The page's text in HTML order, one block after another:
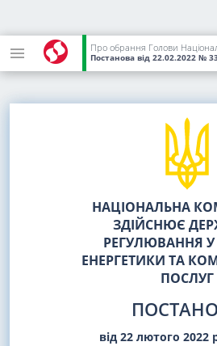
Постанова від 22.02.2022 №
НАЦІОНАЛЬНА
ЗДІЙСНЮЄ
РЕГУЛЮВАННЯ
ЕНЕРГЕТИКИ ТА
ПОСЛУГ
від 22 лютого 2022